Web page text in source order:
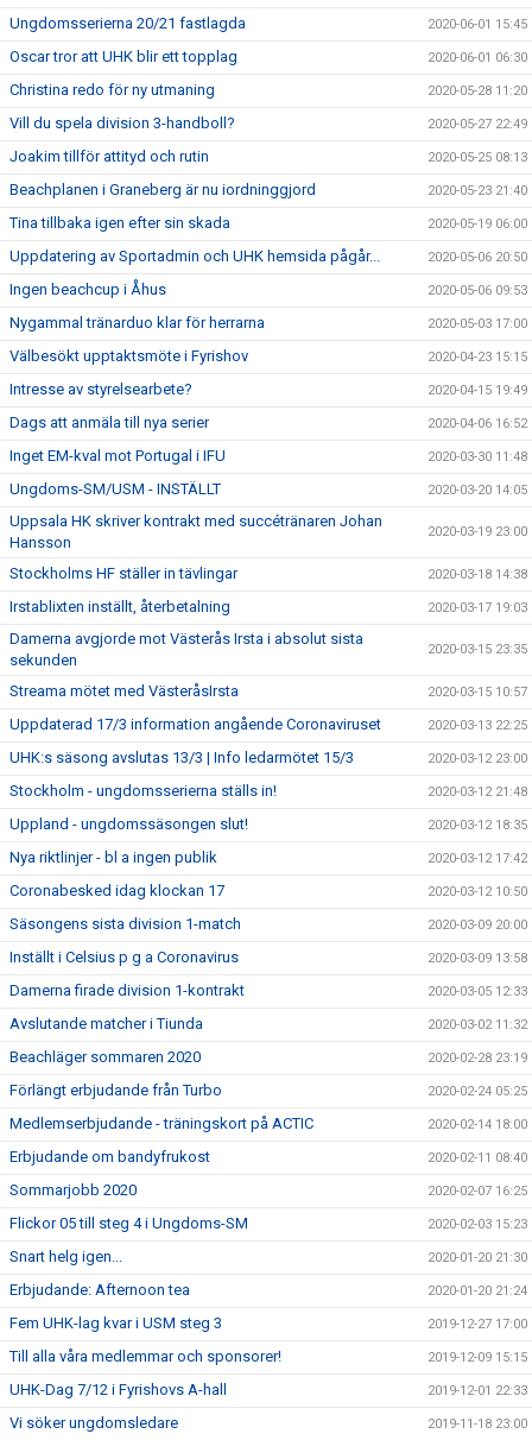
Ungdomsserierna 20/21 fastlagda 2020-06-01 15:45
Oscar tror att UHK blir ett topplag 2020-06-01 06:30
Christina redo för ny utmaning 2020-05-28 11:20
Vill du spela division 3-handboll? 2020-05-27 22:49
Joakim tillför attityd och rutin 2020-05-25 08:13
Beachplanen i Graneberg är nu iordninggjord 2020-05-23 21:40
Tina tillbaka igen efter sin skada 2020-05-19 06:00
Uppdatering av Sportadmin och UHK hemsida pågår... 2020-05-06 20:50
Ingen beachcup i Åhus 2020-05-06 09:53
Nygammal tränarduo klar för herrarna 2020-05-03 17:00
Välbesökt upptaktsmöte i Fyrishov 2020-04-23 15:15
Intresse av styrelsearbete? 2020-04-15 19:49
Dags att anmäla till nya serier 2020-04-06 16:52
Inget EM-kval mot Portugal i IFU 2020-03-30 11:48
Ungdoms-SM/USM - INSTÄLLT 2020-03-20 14:05
Uppsala HK skriver kontrakt med succétränaren Johan
Hansson
2020-03-19 23:00
Stockholms HF ställer in tävlingar 2020-03-18 14:38
Irstablixten inställt, återbetalning 2020-03-17 19:03
Damerna avgjorde mot Västerås Irsta i absolut sista
sekunden
2020-03-15 23:35
Streama mötet med VästeråsIrsta 2020-03-15 10:57
Uppdaterad 17/3 information angående Coronaviruset 2020-03-13 22:25
UHK:s säsong avslutas 13/3 | Info ledarmötet 15/3 2020-03-12 23:00
Stockholm - ungdomsserierna ställs in! 2020-03-12 21:48
Uppland - ungdomssäsongen slut! 2020-03-12 18:35
Nya riktlinjer - bl a ingen publik 2020-03-12 17:42
Coronabesked idag klockan 17 2020-03-12 10:50
Säsongens sista division 1-match 2020-03-09 20:00
Inställt i Celsius p g a Coronavirus 2020-03-09 13:58
Damerna firade division 1-kontrakt 2020-03-05 12:33
Avslutande matcher i Tiunda 2020-03-02 11:32
Beachläger sommaren 2020 2020-02-28 23:19
Förlängt erbjudande från Turbo 2020-02-24 05:25
Medlemserbjudande - träningskort på ACTIC 2020-02-14 18:00
Erbjudande om bandyfrukost 2020-02-11 08:40
Sommarjobb 2020 2020-02-07 16:25
Flickor 05 till steg 4 i Ungdoms-SM 2020-02-03 15:23
Snart helg igen... 2020-01-20 21:30
Erbjudande: Afternoon tea 2020-01-20 21:24
Fem UHK-lag kvar i USM steg 3 2019-12-27 17:00
Till alla våra medlemmar och sponsorer! 2019-12-09 15:15
UHK-Dag 7/12 i Fyrishovs A-hall 2019-12-01 22:33
Vi söker ungdomsledare 2019-11-18 23:00